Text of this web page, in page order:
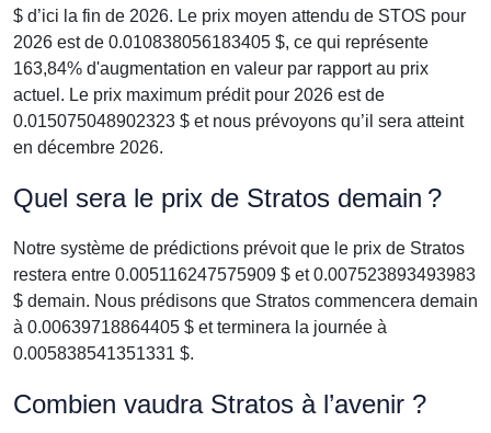
$ d’ici la fin de 2026. Le prix moyen attendu de STOS pour
2026 est de 0.010838056183405 $, ce qui représente
163,84% d'augmentation en valeur par rapport au prix
actuel. Le prix maximum prédit pour 2026 est de
0.015075048902323 $ et nous prévoyons qu’il sera atteint
en décembre 2026.
Quel sera le prix de Stratos demain ?
Notre système de prédictions prévoit que le prix de Stratos
restera entre 0.005116247575909 $ et 0.007523893493983
$ demain. Nous prédisons que Stratos commencera demain
à 0.00639718864405 $ et terminera la journée à
0.005838541351331 $.
Combien vaudra Stratos à l’avenir ?